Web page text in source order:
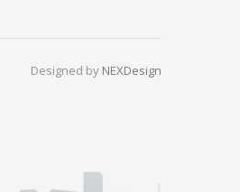
Designed by NEXDesign